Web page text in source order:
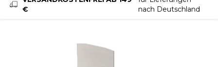
€
nach Deutschland